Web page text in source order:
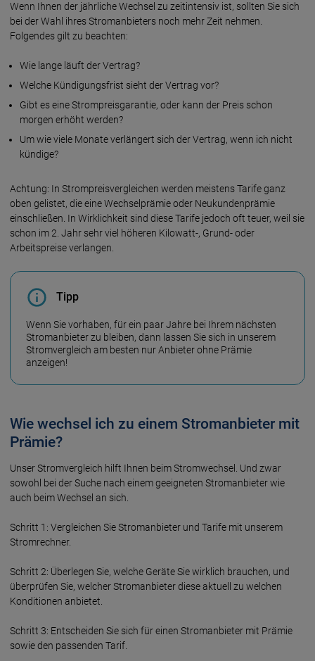
Wenn Ihnen der jährliche Wechsel zu zeitintensiv ist, sollten Sie sich
bei der Wahl ihres Stromanbieters noch mehr Zeit nehmen.
Folgendes gilt zu beachten:
Wie lange läuft der Vertrag?
Welche Kündigungsfrist sieht der Vertrag vor?
Gibt es eine Strompreisgarantie, oder kann der Preis schon
morgen erhöht werden?
Um wie viele Monate verlängert sich der Vertrag, wenn ich nicht
kündige?
Achtung: In Strompreisvergleichen werden meistens Tarife ganz
oben gelistet, die eine Wechselprämie oder Neukundenprämie
einschließen. In Wirklichkeit sind diese Tarife jedoch oft teuer, weil sie
schon im 2. Jahr sehr viel höheren Kilowatt-, Grund- oder
Arbeitspreise verlangen.
Tipp
Wenn Sie vorhaben, für ein paar Jahre bei Ihrem nächsten
Stromanbieter zu bleiben, dann lassen Sie sich in unserem
Stromvergleich am besten nur Anbieter ohne Prämie
anzeigen!
Wie wechsel ich zu einem Stromanbieter mit
Prämie?
Unser Stromvergleich hilft Ihnen beim Stromwechsel. Und zwar
sowohl bei der Suche nach einem geeigneten Stromanbieter wie
auch beim Wechsel an sich.
Schritt 1: Vergleichen Sie Stromanbieter und Tarife mit unserem
Stromrechner.
Schritt 2: Überlegen Sie, welche Geräte Sie wirklich brauchen, und
überprüfen Sie, welcher Stromanbieter diese aktuell zu welchen
Konditionen anbietet.
Schritt 3: Entscheiden Sie sich für einen Stromanbieter mit Prämie
sowie den passenden Tarif.